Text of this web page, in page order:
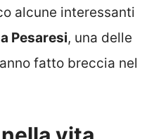
alcune interessanti
Pesaresi, una delle
fatto breccia nel